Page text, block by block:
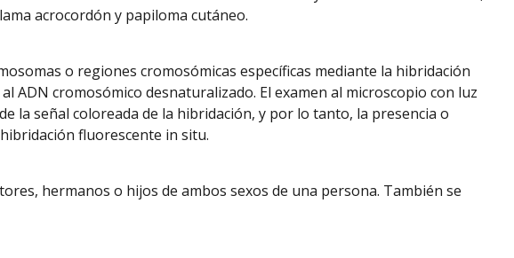
acrocordón y papiloma cutáneo.
o regiones cromosómicas específicas mediante la hibridación
ADN cromosómico desnaturalizado. El examen al microscopio con luz
la señal coloreada de la hibridación, y por lo tanto, la presencia o
fluorescente in situ.
hermanos o hijos de ambos sexos de una persona. También se